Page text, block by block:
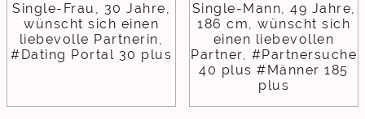
Single-Frau, 30 Jahre,
wünscht sich einen
liebevolle Partnerin,
#Dating Portal 30 plus
Single-Mann, 49 Jahre,
186 cm, wünscht sich
einen liebevollen
Partner, #Partnersuche
40 plus #Männer 185
plus